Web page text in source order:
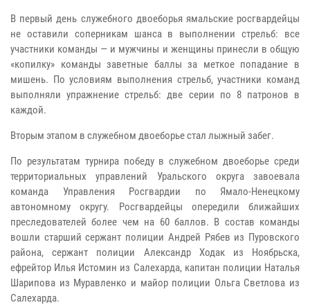
В первый день служебного двоеборья ямальские росгвардейцы
не оставили соперникам шанса в выполнении стрельб: все
участники команды — и мужчины и женщины принесли в общую
«копилку» команды заветные баллы за меткое попадание в
мишень. По условиям выполнения стрельб, участники команд
выполняли упражнение стрельб: две серии по 8 патронов в
каждой.
Вторым этапом в служебном двоеборье стал лыжный забег.
По результатам турнира победу в служебном двоеборье среди
территориальных управлений Уральского округа завоевала
команда Управления Росгвардии по Ямало-Ненецкому
автономному округу. Росгвардейцы опередили ближайших
преследователей более чем на 60 баллов. В состав команды
вошли старший сержант полиции Андрей Рябев из Пуровского
района, сержант полиции Александр Ходак из Ноябрьска,
ефрейтор Илья Истомин из Салехарда, капитан полиции Наталья
Шарипова из Муравленко и майор полиции Ольга Светлова из
Салехарда.